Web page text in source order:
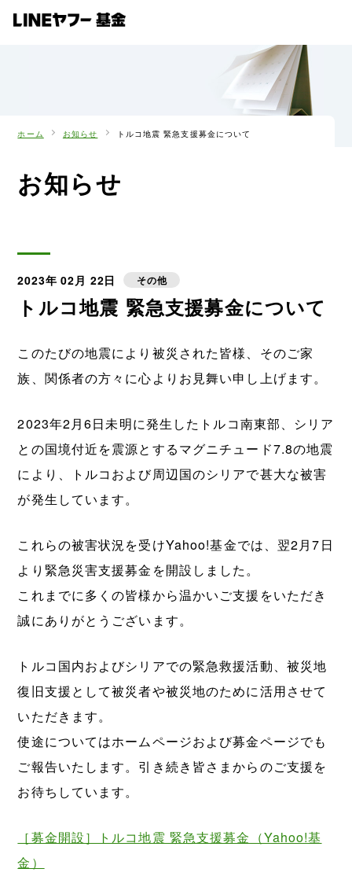
ホーム お知らせ トルコ地震 緊急支援募金について
お知らせ
2023年 02月 22日 その他
トルコ地震 緊急支援募金について
このたびの地震により被災された皆様、そのご家
族、関係者の方々に心よりお見舞い申し上げます。
2023年2月6日未明に発生したトルコ南東部、シリア
との国境付近を震源とするマグニチュード7.8の地震
により、トルコおよび周辺国のシリアで甚大な被害
が発生しています。
これらの被害状況を受けYahoo!基金では、翌2月7日
より緊急災害支援募金を開設しました。
これまでに多くの皆様から温かいご支援をいただき
誠にありがとうございます。
トルコ国内およびシリアでの緊急救援活動、被災地
復旧支援として被災者や被災地のために活用させて
いただきます。
使途についてはホームページおよび募金ページでも
ご報告いたします。引き続き皆さまからのご支援を
お待ちしています。
［募金開設］トルコ地震 緊急支援募金（Yahoo!基
金）